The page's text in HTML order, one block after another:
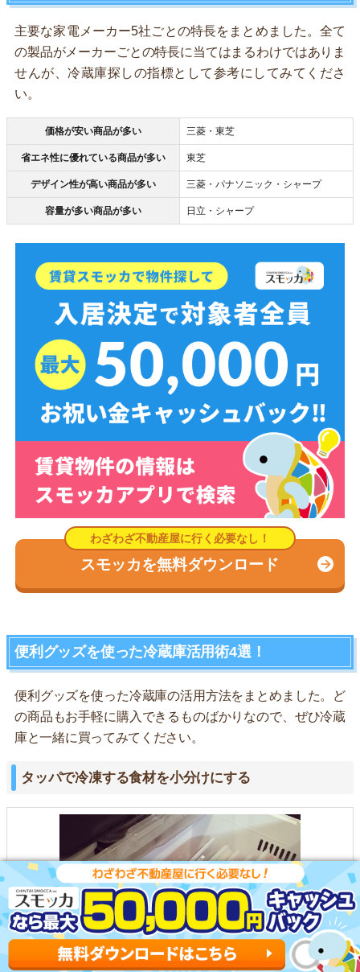
主要な家電メーカー5社ごとの特長をまとめました。全て
の製品がメーカーごとの特長に当てはまるわけではありま
せんが、冷蔵庫探しの指標として参考にしてみてくださ
い。
価格が安い商品が多い 三菱・東芝
省エネ性に優れている商品が多い 東芝
デザイン性が高い商品が多い 三菱・パナソニック・シャープ
容量が多い商品が多い 日立・シャープ
スモッカを無料ダウンロード
便利グッズを使った冷蔵庫活用術4選！
便利グッズを使った冷蔵庫の活用方法をまとめました。ど
の商品もお手軽に購入できるものばかりなので、ぜひ冷蔵
庫と一緒に買ってみてください。
タッパで冷凍する食材を小分けにする